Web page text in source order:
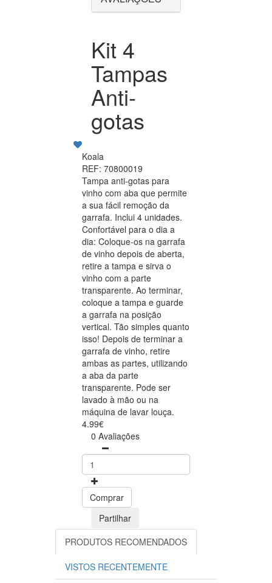
Kit 4
Tampas
Anti-
gotas
Koala
REF: 70800019
Tampa anti-gotas para
vinho com aba que permite
a sua fácil remoção da
garrafa. Inclui 4 unidades.
Confortável para o dia a
dia: Coloque-os na garrafa
de vinho depois de aberta,
retire a tampa e sirva o
vinho com a parte
transparente. Ao terminar,
coloque a tampa e guarde
a garrafa na posição
vertical. Tão simples quanto
isso! Depois de terminar a
garrafa de vinho, retire
ambas as partes, utilizando
a aba da parte
transparente. Pode ser
lavado à mão ou na
máquina de lavar louça.
4.99€
0 Avaliações
Comprar
Partilhar
PRODUTOS RECOMENDADOS
VISTOS RECENTEMENTE